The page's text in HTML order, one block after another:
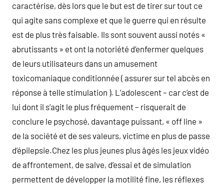
caractérise, dès lors que le but est de tirer sur tout ce
qui agite sans complexe et que le guerre qui en résulte
est de plus très faisable. Ils sont souvent aussi notés «
abrutissants » et ont la notoriété d’enfermer quelques
de leurs utilisateurs dans un amusement
toxicomaniaque conditionnée ( assurer sur tel abcès en
réponse à telle stimulation ). L’adolescent – car c’est de
lui dont il s’agit le plus fréquement – risquerait de
conclure le psychosé, davantage puissant, « off line »
de la société et de ses valeurs, victime en plus de passe
d’épilepsie.Chez les plus jeunes plus âgés les jeux vidéo
de affrontement, de salve, d’essai et de simulation
permettent de développer la motilité fine, les réflexes